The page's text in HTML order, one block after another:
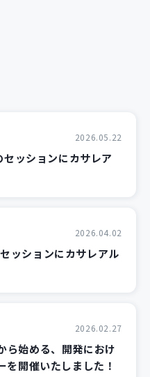
2026.05.22
ッションにカサレア
2026.04.02
ッションにカサレアル
2026.02.27
ら始める、開発におけ
を開催いたしました！